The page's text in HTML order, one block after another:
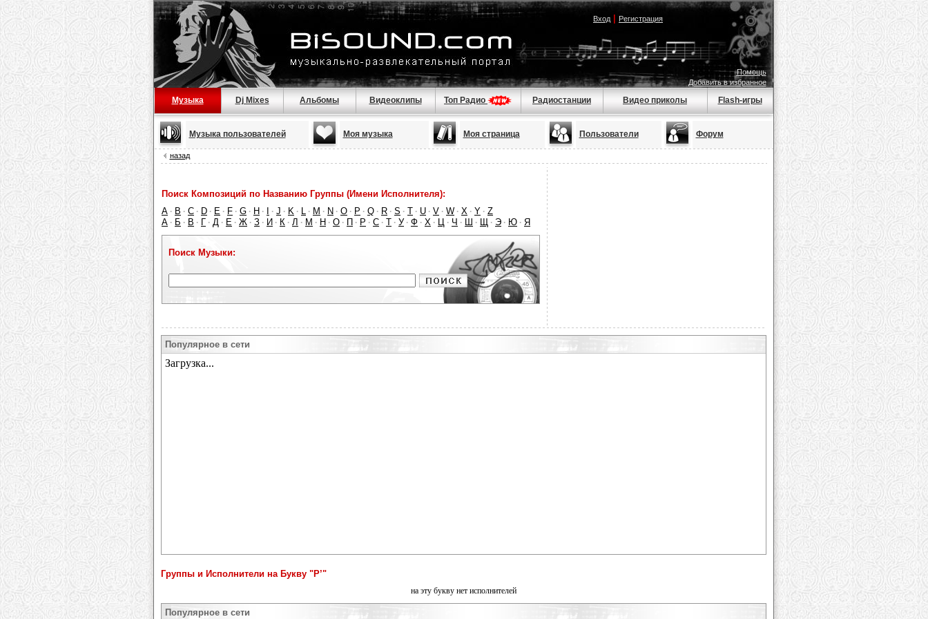
Вход| Регистрация
Помощь
Добавить в избранное
Музыка Dj Mixes Альбомы Видеоклипы Топ Радио Радиостанции Видео приколы Flash-игры
Музыка пользователей Моя музыка Моя страница Пользователи Форум
назад
Поиск Композиций по Названию Группы (Имени Исполнителя):
A · B · C · D · E · F · G · H · · J · K · L · M · N · O · P · Q · R · S · T · U · V · W · X · Y · Z
А · Б · В · Г · Д · Е · Ж · З · И · К · Л · М · Н · О · П · Р · С · Т · У · Ф · Х · Ц · Ч · Ш · Щ · Э · Ю · Я
Поиск Музыки:
Популярное в сети
Группы и Исполнители на Букву "Р’"
на эту букву нет исполнителей
Популярное в сети